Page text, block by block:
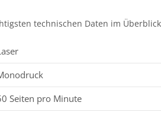
technischen Daten im
Seiten pro Minute